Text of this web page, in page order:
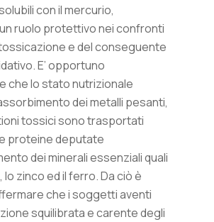
con il mercurio,
ruolo protettivo nei confronti
e del conseguente
E’ opportuno
che lo stato nutrizionale
dei metalli pesanti,
tossici sono trasportati
proteine deputate
dei minerali essenziali quali
lo zinco ed il ferro. Da ciò è
che i soggetti aventi
squilibrata e carente degli